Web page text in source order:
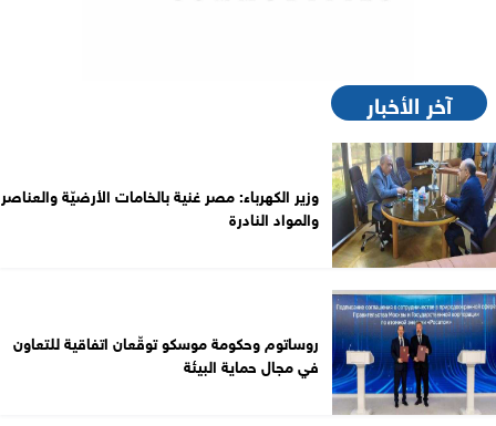
آخر الأخبار
وزير الكهرباء: مصر غنية بالخامات الأرضيّة والعناصر
والمواد النادرة
روساتوم وحكومة موسكو توقّعان اتفاقية للتعاون
في مجال حماية البيئة